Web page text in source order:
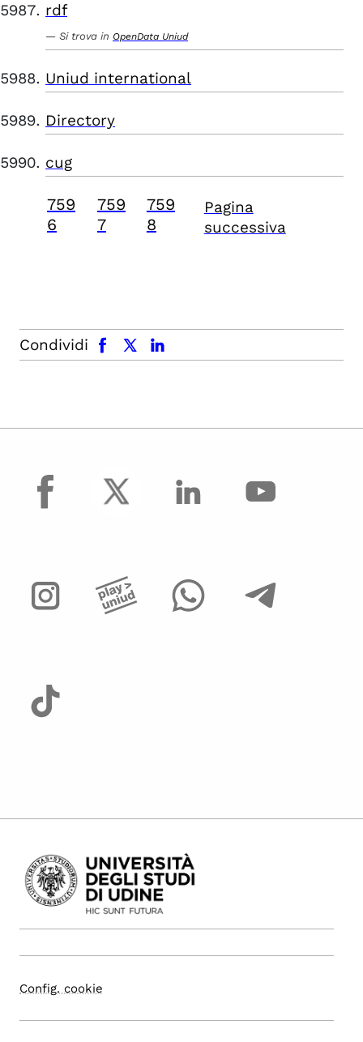
rdf
Si trova in OpenData Uniud
Uniud international
Directory
cug
759
6
759
7
759
8
Pagina
successiva
Condividi
facebook x.com linkedin
facebook
Config. cookie